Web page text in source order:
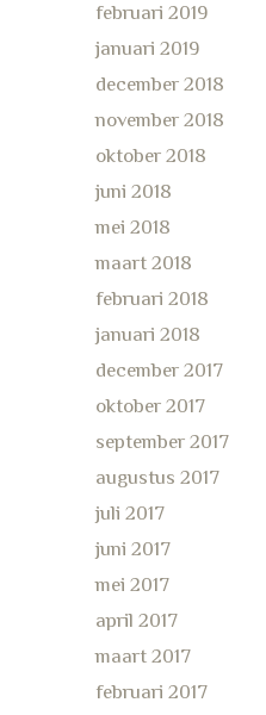
februari 2019
januari 2019
december 2018
november 2018
oktober 2018
juni 2018
mei 2018
maart 2018
februari 2018
januari 2018
december 2017
oktober 2017
september 2017
augustus 2017
juli 2017
juni 2017
mei 2017
april 2017
maart 2017
februari 2017